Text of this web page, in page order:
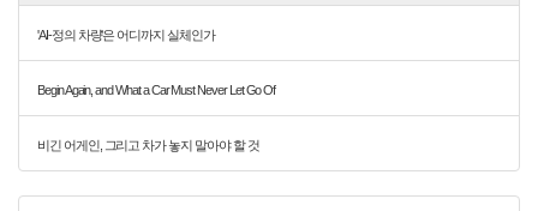
'AI-정의 차량'은 어디까지 실체인가
Begin Again, and What a Car Must Never Let Go Of
비긴 어게인, 그리고 차가 놓지 말아야 할 것